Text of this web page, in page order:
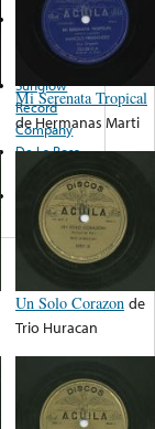
Mi Serenata Tropical
deHermanas Marti
Un Solo Corazon de
Trio Huracan
Buena
Suerte
Records
Sunglow
Record
Company
De La Rosa
Records
Infal Records